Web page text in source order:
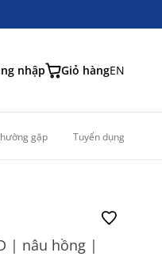
nhập Giỏ hàngEN
gặp Tuyển dụng
| nâu hồng |